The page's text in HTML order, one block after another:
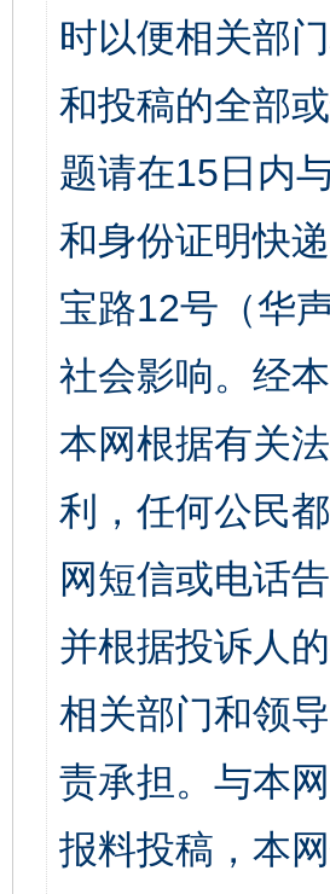
时以便相关部
和投稿的全部
题请在15日内
和身份证明快
宝路12号（华
社会影响。经
本网根据有关
利，任何公民
网短信或电话
并根据投诉人
相关部门和领
责承担。与本
报料投稿，本